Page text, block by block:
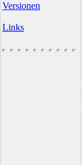
Versionen
Links